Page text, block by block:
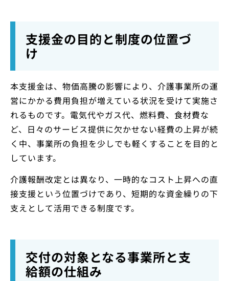
支援金の目的と制度の位置づ
け
本支援金は、物価高騰の影響により、介護事業所の運
営にかかる費用負担が増えている状況を受けて実施さ
れるものです。電気代やガス代、燃料費、食材費な
ど、日々のサービス提供に欠かせない経費の上昇が続
く中、事業所の負担を少しでも軽くすることを目的と
しています。
介護報酬改定とは異なり、一時的なコスト上昇への直
接支援という位置づけであり、短期的な資金繰りの下
支えとして活用できる制度です。
交付の対象となる事業所と支
給額の仕組み